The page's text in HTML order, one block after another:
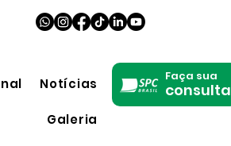
Notícias
Galeria
Faça sua
consulta